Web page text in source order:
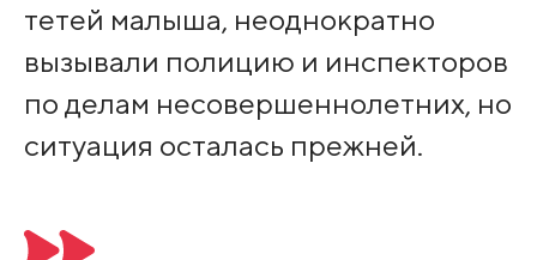
тетей малыша, неоднократно
вызывали полицию и инспекторов
по делам несовершеннолетних, но
ситуация осталась прежней.